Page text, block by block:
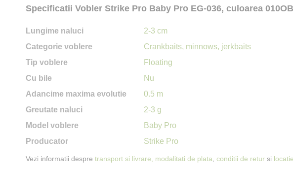
Specificatii Vobler Strike Pro Baby Pro EG-036, culoarea 010OB
Lungime naluci
2-3 cm
Categorie voblere
Crankbaits, minnows, jerkbaits
Tip voblere
Floating
Cu bile
Nu
Adancime maxima evolutie
0.5 m
Greutate naluci
2-3 g
Model voblere
Baby Pro
Producator
Strike Pro
Vezi informatii despre transport si livrare, modalitati de plata conditii de retur si